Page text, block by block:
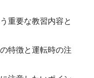
重要な教習内容と
特徴と運転時の注